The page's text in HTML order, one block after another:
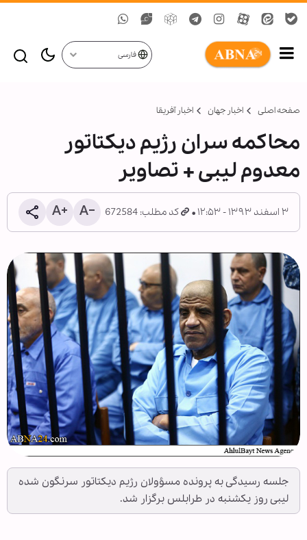
فارسی
صفحه اصلی اخبار جهان اخبار آفریقا
محاکمه سران رژیم دیکتاتور
معدوم لیبی + تصاویر
۳ اسفند ۱۳۹۳ - ۱۲:۵۳ کد مطلب: 672584
جلسه رسیدگی به پرونده مسؤولان رژیم دیکتاتور سرنگون شده
لیبی روز یکشنبه در طرابلس برگزار شد.